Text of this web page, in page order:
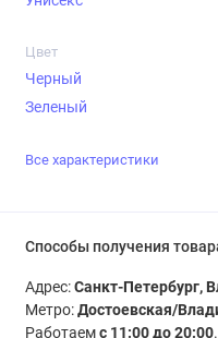
Цвет
Черный
Зеленый
Все характеристики
Способы получения
Адрес:Санкт-Петербург,
Метро:Достоевская/
Работаемс 11:00 до 20:00.